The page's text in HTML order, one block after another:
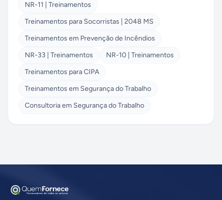
NR-11 | Treinamentos
Treinamentos para Socorristas | 2048 MS
Treinamentos em Prevenção de Incêndios
NR-33 | Treinamentos
NR-10 | Treinamentos
Treinamentos para CIPA
Treinamentos em Segurança do Trabalho
Consultoria em Segurança do Trabalho